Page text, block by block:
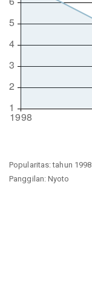
Popularitas: tahun 1998
Panggilan: Nyoto